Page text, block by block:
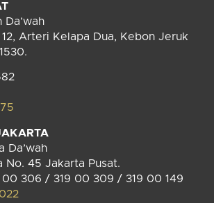
Da’wah
Arteri Kelapa Dua, Kebon Jeruk
Da’wah
No. 45 Jakarta Pusat.
00 306 / 319 00 309 / 319 00 149